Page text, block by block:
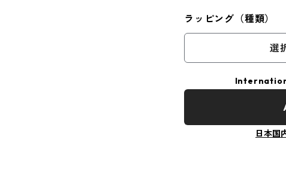
ラッピング（種類）
選
日本国